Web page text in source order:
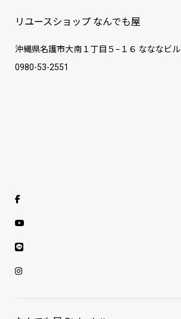
リユースショップ なんでも屋
沖縄県名護市大南１丁目５−１６ なななビル
0980-53-2551